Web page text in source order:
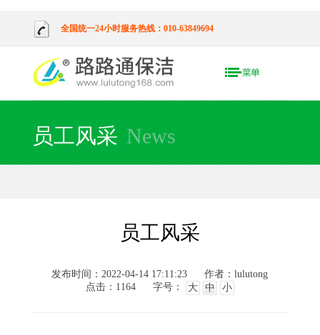
全国统一24小时服务热线：010-63849694
员工风采 News
员工风采
发布时间：2022-04-14 17:11:23
作者：lulutong
点击： 1164 字号： 大 中 小